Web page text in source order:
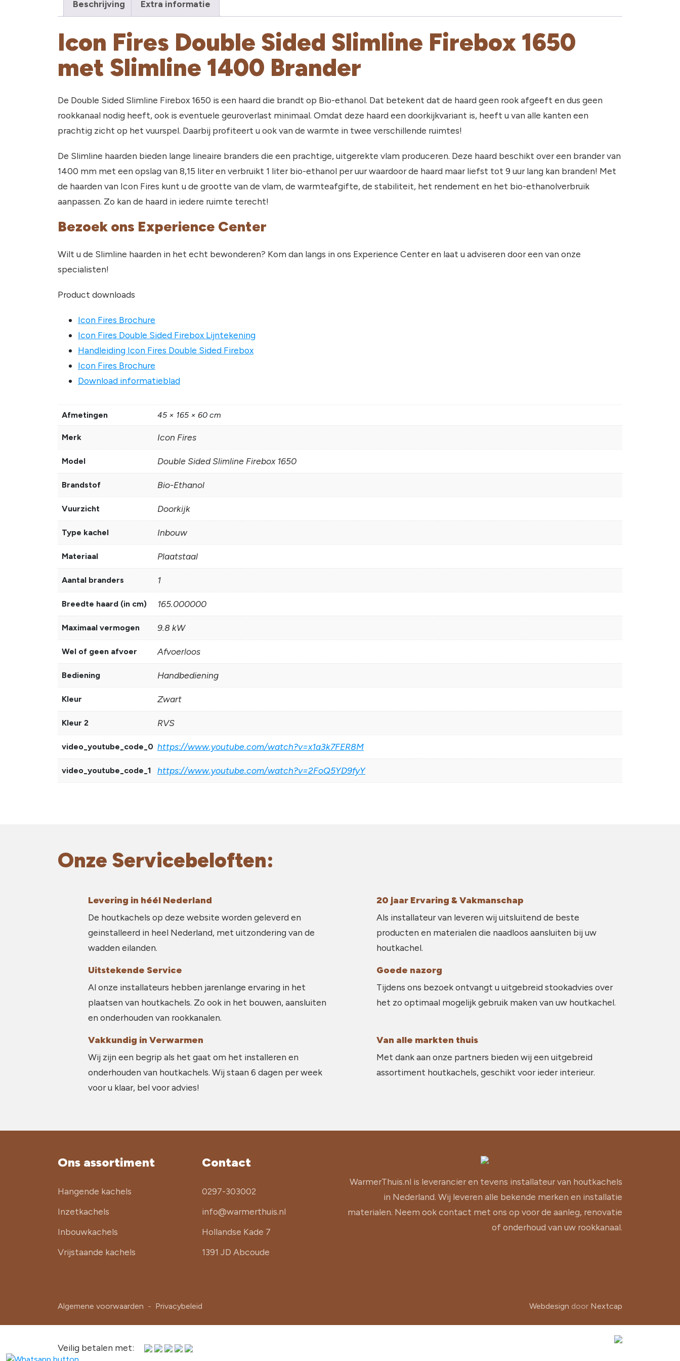
Beschrijving Extra informatie
Icon Fires Double Sided Slimline Firebox 1650
met Slimline 1400 Brander
De Double Sided Slimline Firebox 1650 is een haard die brandt op Bio-ethanol. Dat betekent dat de haard geen rook afgeeft en dus geen
rookkanaal nodig heeft, ook is eventuele geuroverlast minimaal. Omdat deze haard een doorkijkvariant is, heeft u van alle kanten een
prachtig zicht op het vuurspel. Daarbij profiteert u ook van de warmte in twee verschillende ruimtes!
De Slimline haarden bieden lange lineaire branders die een prachtige, uitgerekte vlam produceren. Deze haard beschikt over een brander van
1400 mm met een opslag van 8,15 liter en verbruikt 1 liter bio-ethanol per uur waardoor de haard maar liefst tot 9 uur lang kan branden! Met
de haarden van Icon Fires kunt u de grootte van de vlam, de warmteafgifte, de stabiliteit, het rendement en het bio-ethanolverbruik
aanpassen. Zo kan de haard in iedere ruimte terecht!
Bezoek ons Experience Center
Wilt u de Slimline haarden in het echt bewonderen? Kom dan langs in ons Experience Center en laat u adviseren door een van onze
specialisten!
Product downloads
Icon Fires Brochure
Icon Fires Double Sided Firebox Lijntekening
Handleiding Icon Fires Double Sided Firebox
Icon Fires Brochure
Download informatieblad
Afmetingen 45 × 165 × 60 cm
Merk Icon Fires
Model Double Sided Slimline Firebox 1650
Brandstof Bio-Ethanol
Vuurzicht Doorkijk
Type kachel Inbouw
Materiaal Plaatstaal
Aantal branders 1
Breedte haard (in cm) 165.000000
Maximaal vermogen 9.8 kW
Wel of geen afvoer Afvoerloos
Bediening Handbediening
Kleur Zwart
Kleur 2 RVS
video_youtube_code_0 https://www.youtube.com/watch?v=x1a3k7FER8M
video_youtube_code_1 https://www.youtube.com/watch?v=2FoQ5YD9fyY
Onze Servicebeloften:
Levering in héél Nederland
De houtkachels op deze website worden geleverd en
geinstalleerd in heel Nederland, met uitzondering van de
wadden eilanden.
20 jaar Ervaring & Vakmanschap
Als installateur van leveren wij uitsluitend de beste
producten en materialen die naadloos aansluiten bij uw
houtkachel.
Uitstekende Service
Al onze installateurs hebben jarenlange ervaring in het
plaatsen van houtkachels. Zo ook in het bouwen, aansluiten
en onderhouden van rookkanalen.
Goede nazorg
Tijdens ons bezoek ontvangt u uitgebreid stookadvies over
het zo optimaal mogelijk gebruik maken van uw houtkachel.
Vakkundig in Verwarmen
Wij zijn een begrip als het gaat om het installeren en
onderhouden van houtkachels. Wij staan 6 dagen per week
voor u klaar, bel voor advies!
Van alle markten thuis
Met dank aan onze partners bieden wij een uitgebreid
assortiment houtkachels, geschikt voor ieder interieur.
Ons assortiment
Hangende kachels
Inzetkachels
Inbouwkachels
Vrijstaande kachels
Contact
0297-303002
info@warmerthuis.nl
Hollandse Kade 7
1391 JD Abcoude
WarmerThuis.nl is leverancier en tevens installateur van houtkachels
in Nederland. Wij leveren alle bekende merken en installatie
materialen. Neem ook contact met ons op voor de aanleg, renovatie
of onderhoud van uw rookkanaal.
Algemene voorwaarden - Privacybeleid Webdesign door Nextcap
Veilig betalen met: